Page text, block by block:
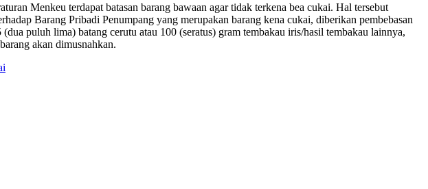
Menkeu terdapat batasan barang bawaan agar tidak terkena bea cukai. Hal tersebut
Barang Pribadi Penumpang yang merupakan barang kena cukai, diberikan pembebasan
puluh lima) batang cerutu atau 100 (seratus) gram tembakau iris/hasil tembakau lainnya,
akan dimusnahkan.